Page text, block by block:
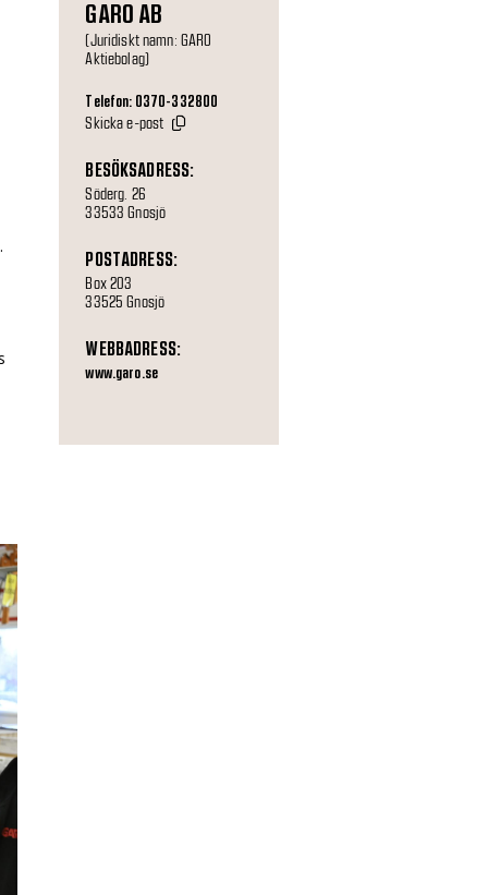
GARO AB
(Juridiskt namn: GARO
Aktiebolag)
Telefon: 0370-332800
Skicka e-post
BESÖKSADRESS:
Söderg. 26
33533 Gnosjö
POSTADRESS:
Box 203
33525 Gnosjö
WEBBADRESS:
www.garo.se